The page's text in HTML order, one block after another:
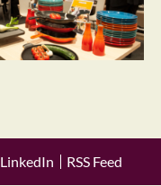
LinkedIn RSS Feed